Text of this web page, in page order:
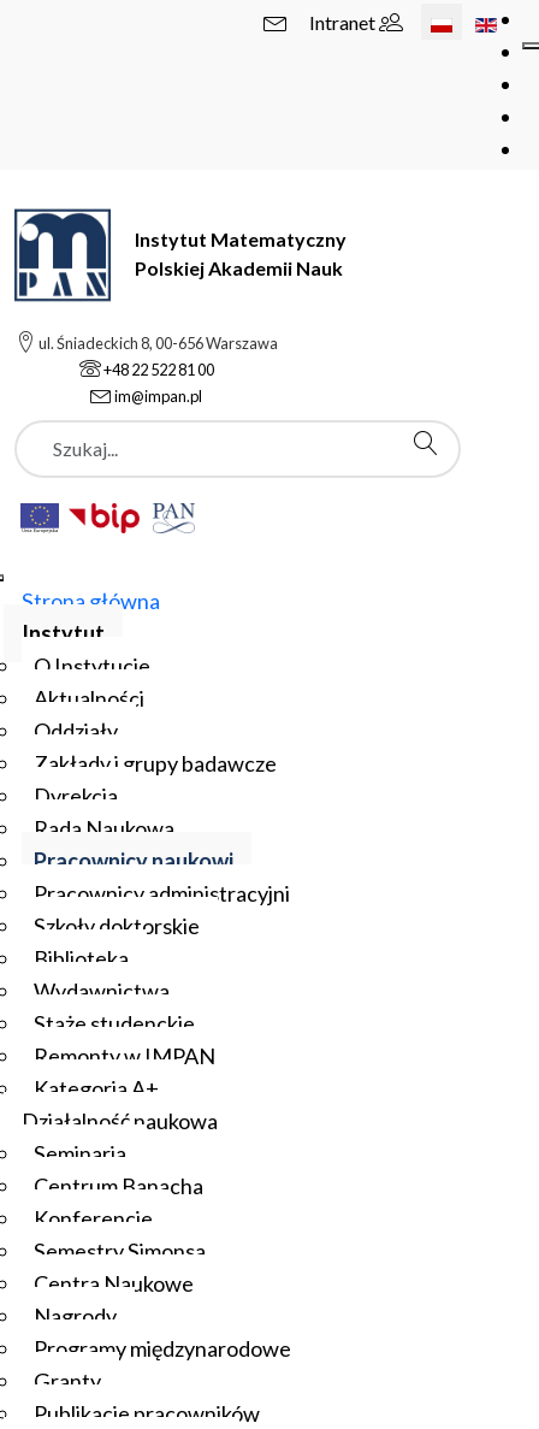
Wybierz swój
Intranet
Instytut Matematyczny
Polskiej Akademii Nauk
ul. Śniadeckich 8, 00-656 Warszawa
+48 22 522 81 00
im@impan.pl
Szukaj
Strona główna
Instytut
O Instytucie
Aktualności
Oddziały
Zakłady i grupy badawcze
Dyrekcja
Rada Naukowa
Pracownicy naukowi
Pracownicy administracyjni
Szkoły doktorskie
Biblioteka
Wydawnictwa
Staże studenckie
Remonty w IMPAN
Kategoria A+
Działalność naukowa
Seminaria
Centrum Banacha
Konferencje
Semestry Simonsa
Centra Naukowe
Nagrody
Programy międzynarodowe
Granty
Publikacje pracowników